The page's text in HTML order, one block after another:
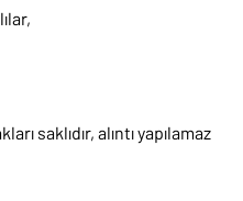
saklıdır, alıntı yapılamaz